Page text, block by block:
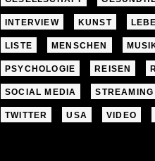
INTERVIEW KUNST
LISTE MENSCHEN
PSYCHOLOGIE REISEN
SOCIAL MEDIA STREAMING
TWITTER USA VIDEO